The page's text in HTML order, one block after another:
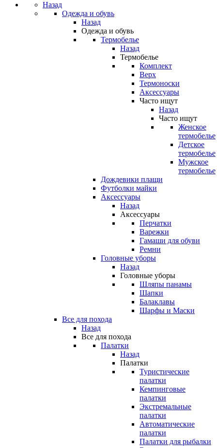
Назад
Одежда и обувь
Назад
Одежда и обувь
Термобелье
Назад
Термобелье
Комплект
Верх
Термоноски
Аксессуары
Часто ищут
Назад
Часто ищут
Женское
термобелье
Детское
термобелье
Мужское
термобелье
Дождевики плащи
Футболки майки
Аксессуары
Назад
Аксессуары
Перчатки
Варежки
Гамаши для обуви
Ремни
Головные уборы
Назад
Головные уборы
Шляпы панамы
Шапки
Балаклавы
Шарфы и Маски
Все для похода
Назад
Все для похода
Палатки
Назад
Палатки
Туристические
палатки
Кемпинговые
палатки
Экстремальные
палатки
Автоматические
палатки
Палатки для рыбалки